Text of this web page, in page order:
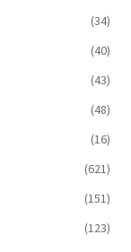
(34)
(40)
(43)
(48)
(16)
(621)
(151)
(123)